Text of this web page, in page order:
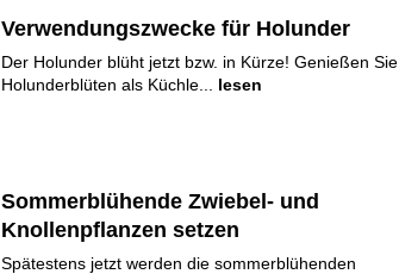
Verwendungszwecke für Holunder
Der Holunder blüht jetzt bzw. in Kürze! Genießen Sie
Holunderblüten als Küchle...
lesen
Sommerblühende Zwiebel- und
Knollenpflanzen setzen
Spätestens jetzt werden die sommerblühenden